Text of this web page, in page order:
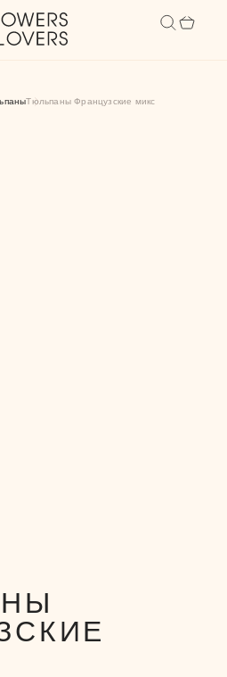
ЗАКАЗЫ С 9.00 ДО 21.00
Тюльпаны Французские микс